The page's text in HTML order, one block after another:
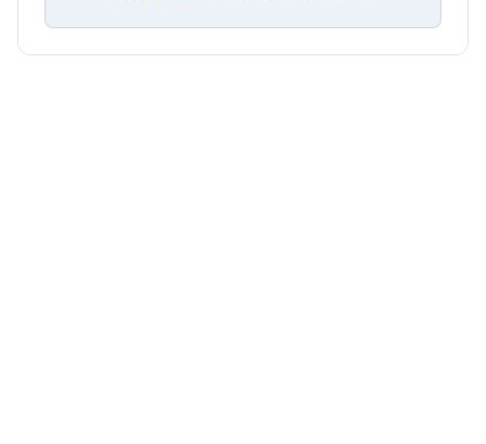
Enfriamiento para Servidores
Soportes y Paneles